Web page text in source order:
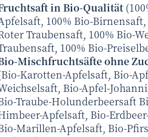
in Bio-Qualität
100% Bio-Birnensaft,
Traubensaft, 100% Bio-
100% Bio-
Mischfruchtsäfte ohne
Karotten-Apfelsaft, Bio-
Bio-Apfel-
Traube-Holunderbeersaft
Apfelsaft, Bio-
Marillen-Apfelsaft, Bio-